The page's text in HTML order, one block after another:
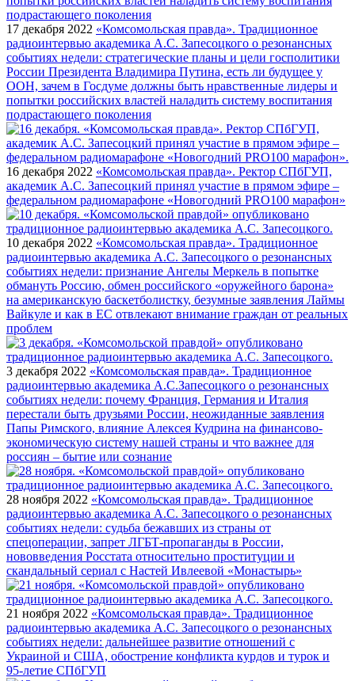
17 декабря 2022 «Комсомольская правда». Традиционное
радиоинтервью академика А.С. Запесоцкого о резонансных
событиях недели: стратегические планы и цели госполитики
России Президента Владимира Путина, есть ли будущее у
ООН, зачем в Госдуме должны быть нравственные лидеры и
попытки российских властей наладить систему воспитания
подрастающего поколения
16 декабря 2022 «Комсомольская правда». Ректор СПбГУП,
академик А.С. Запесоцкий принял участие в прямом эфире –
федеральном радиомарафоне «Новогодний PRO100 марафон»
10 декабря 2022 «Комсомольская правда». Традиционное
радиоинтервью академика А.С. Запесоцкого о резонансных
событиях недели: признание Ангелы Меркель в попытке
обмануть Россию, обмен российского «оружейного барона»
на американскую баскетболистку, безумные заявления Лаймы
Вайкуле и как в ЕС отвлекают внимание граждан от реальных
проблем
3 декабря 2022 «Комсомольская правда». Традиционное
радиоинтервью академика А.С.Запесоцкого о резонансных
событиях недели: почему Франция, Германия и Италия
перестали быть друзьями России, неожиданные заявления
Папы Римского, влияние Алексея Кудрина на финансово-
экономическую систему нашей страны и что важнее для
россиян – бытие или сознание
28 ноября 2022 «Комсомольская правда». Традиционное
радиоинтервью академика А.С. Запесоцкого о резонансных
событиях недели: судьба бежавших из страны от
спецоперации, запрет ЛГБТ-пропаганды в России,
нововведения Росстата относительно проституции и
скандальный сериал с Настей Ивлеевой «Монастырь»
21 ноября 2022 «Комсомольская правда». Традиционное
радиоинтервью академика А.С. Запесоцкого о резонансных
событиях недели: дальнейшее развитие отношений с
Украиной и США, обострение конфликта курдов и турок и
95-летие СПбГУП